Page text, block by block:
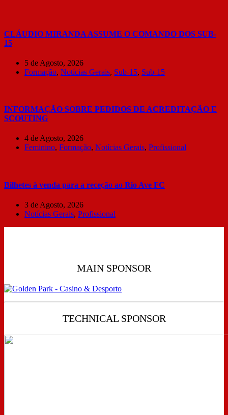
CLÁUDIO MIRANDA ASSUME O COMANDO DOS SUB-
15
5 de Agosto, 2026
Formação, Notícias Gerais, Sub-15, Sub-15
INFORMAÇÃO SOBRE PEDIDOS DE ACREDITAÇÃO E
SCOUTING
4 de Agosto, 2026
Feminino, Formação, Notícias Gerais, Profissional
Bilhetes à venda para a receção ao Rio Ave FC
3 de Agosto, 2026
Notícias Gerais, Profissional
MAIN SPONSOR
TECHNICAL SPONSOR